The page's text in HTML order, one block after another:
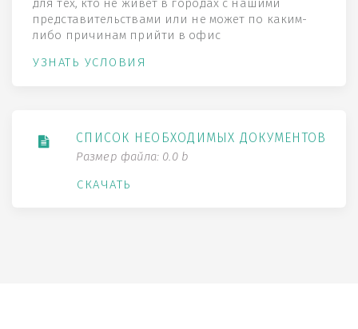
для тех, кто не живёт в городах с нашими
представительствами или не может по каким-
либо причинам прийти в офис
УЗНАТЬ УСЛОВИЯ
СПИСОК НЕОБХОДИМЫХ ДОКУМЕНТОВ
Размер файла: 0.0 b
СКАЧАТЬ